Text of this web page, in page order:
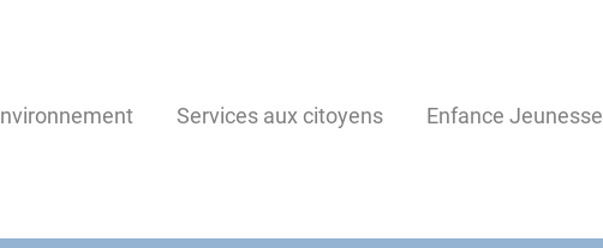
Services aux citoyens Enfance Jeunesse